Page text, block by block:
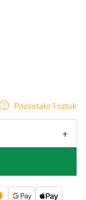
Pozostało 1 sztuk